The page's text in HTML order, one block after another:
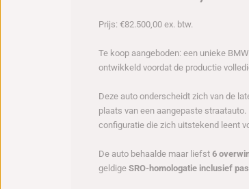
Prijs: €82.500,00 ex. btw.
Te koop aangeboden: een unieke
ontwikkeld voordat de productie
Deze auto onderscheidt zich van de
plaats van een aangepaste
configuratie die zich uitstekend leent
De auto behaalde maar liefst 6
geldige SRO-homologatie inclusief